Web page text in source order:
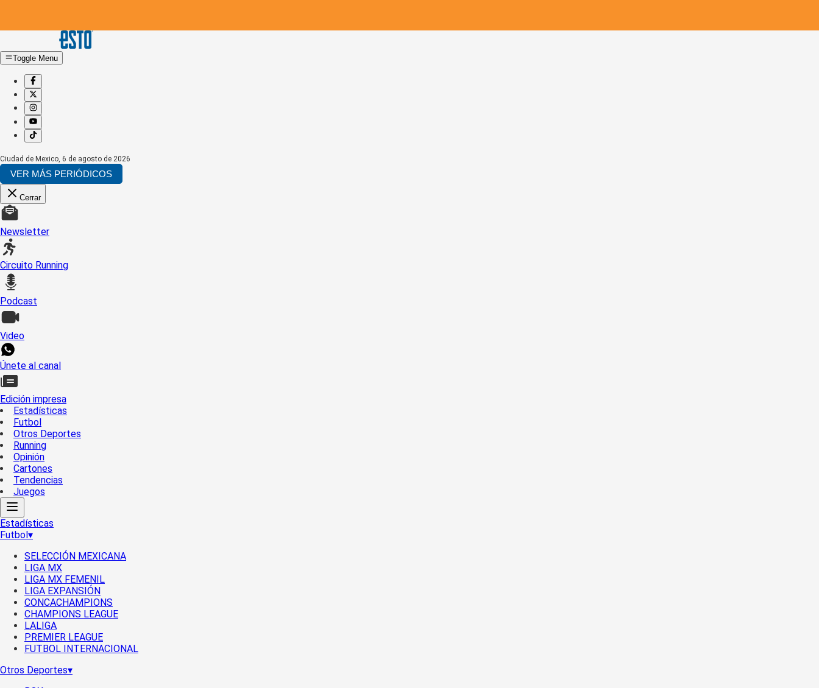
Toggle Menu
Ciudad de Mexico, 6 de agosto de 2026
VER MÁS PERIÓDICOS
Cerrar
Newsletter
Circuito Running
Podcast
Video
Únete al canal
Edición impresa
Estadísticas
Futbol
Otros Deportes
Running
Opinión
Cartones
Tendencias
Juegos
Estadísticas
Futbol▾
SELECCIÓN MEXICANA
LIGA MX
LIGA MX FEMENIL
LIGA EXPANSIÓN
CONCACHAMPIONS
CHAMPIONS LEAGUE
LALIGA
PREMIER LEAGUE
FUTBOL INTERNACIONAL
Otros Deportes▾